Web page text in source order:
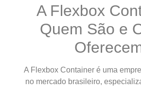
A Flexbox
Quem São e
A Flexbox Container é uma
no mercado brasileiro,